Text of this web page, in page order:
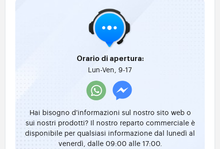
Orario di apertura:
Lun-Ven, 9-17
Hai bisogno d'informazioni sul nostro sito web o
sui nostri prodotti? Il nostro reparto commerciale è
disponibile per qualsiasi informazione dal lunedì al
venerdì, dalle 09:00 alle 17:00.